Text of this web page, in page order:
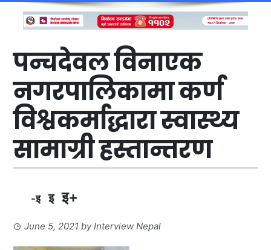
पन्चदेवल विनाएक
नगरपालिकामा कर्ण
विश्वकर्माद्धारा स्वास्थ्य
सामाग्री हस्तान्तरण
-इ इ इ+
June 5, 2021 byInterview Nepal